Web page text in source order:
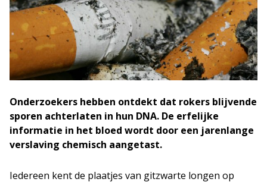
Onderzoekers hebben ontdekt dat rokers blijvende
sporen achterlaten in hun DNA. De erfelijke
informatie in het bloed wordt door een jarenlange
verslaving chemisch aangetast.
Iedereen kent de plaatjes van gitzwarte longen op